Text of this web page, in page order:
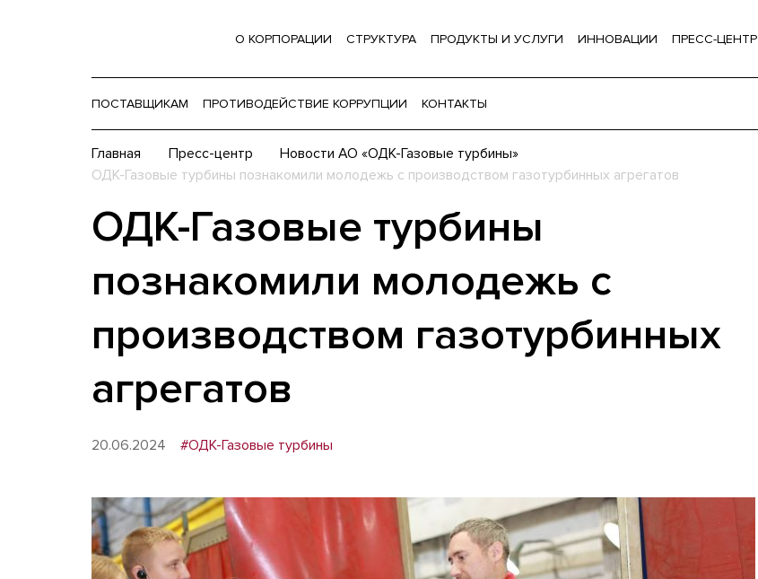
О КОРПОРАЦИИ СТРУКТУРА ПРОДУКТЫ И УСЛУГИ ИННОВАЦИИ ПРЕСС-ЦЕНТР
ПОСТАВЩИКАМ ПРОТИВОДЕЙСТВИЕ КОРРУПЦИИ КОНТАКТЫ
Главная Пресс-центр
Новости АО «ОДК-Газовые турбины»
ОДК-Газовые турбины познакомили молодежь с производством газотурбинных агрегатов
ОДК-Газовые турбины
познакомили молодежь с
производством газотурбинных
агрегатов
20.06.2024 #ОДК-Газовые турбины